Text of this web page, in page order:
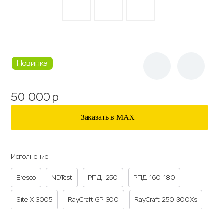
Новинка
50 000 p
Заказать в МАХ
Исполнение
Eresco NDTest РПД -250 РПД 160-180
Site-X 3005 RayCraft GP-300 RayCraft 250-300Xs